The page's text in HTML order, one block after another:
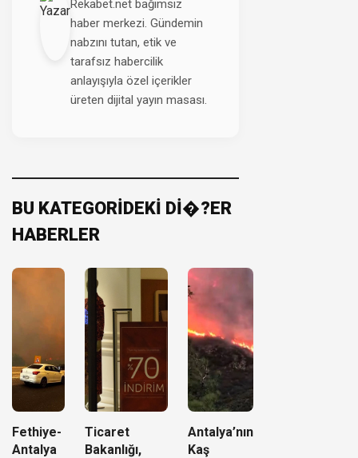
Rekabet.net bağımsız
haber merkezi. Gündemin
nabzını tutan, etik ve
tarafsız habercilik
anlayışıyla özel içerikler
üreten dijital yayın masası.
BU KATEGORİDEKİ Dİ�?ER
HABERLER
Fethiye-
Antalya
Ticaret
Bakanlığı,
Antalya’nın
Kaş